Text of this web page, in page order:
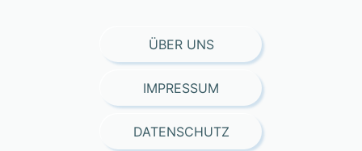
ÜBER UNS
IMPRESSUM
DATENSCHUTZ